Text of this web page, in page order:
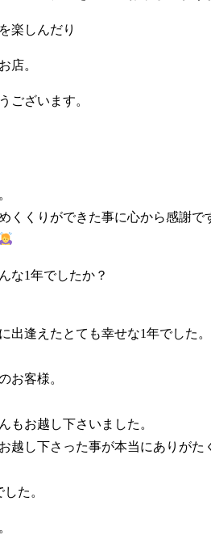
楽しんだり
店。
ございます。
くくりができた事に心から感謝で
な1年でしたか？
出逢えたとても幸せな1年でした。
お客様。
もお越し下さいました。
越し下さった事が本当にありがた
た。